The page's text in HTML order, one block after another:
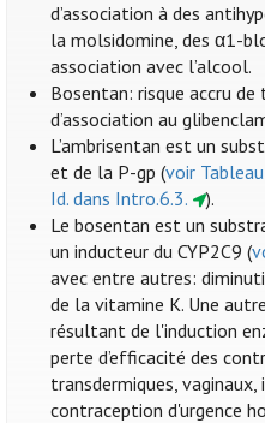
d’association à des
la molsidomine, des α1-
association avec l’alcool.
Bosentan: risque accru
d’association au
L’ambrisentan est un
et de la P-gp (voir
Id. dans Intro.6.3.
).
Le bosentan est un
un inducteur du CYP2C9 (
avec entre autres:
de la vitamine K. Une
résultant de l'induction
perte d’efficacité des
transdermiques,
contraception d'urgence